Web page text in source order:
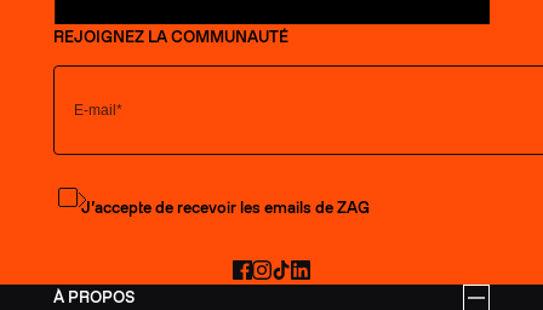
À PROPOS
REJOIGNEZ LA COMMUNAUTÉ
S'abonner à la newsletter
J’accepte de recevoir les emails de ZAG
Facebook
Instagram
TikTokLinkedIn